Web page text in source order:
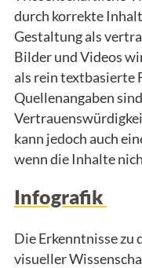
durch korrekte
Gestaltung als
Bilder und Videos
als rein textbasierte
Quellenangaben
kann jedoch auch
wenn die Inhalte
Infografik
Die Erkenntnisse zu
visueller